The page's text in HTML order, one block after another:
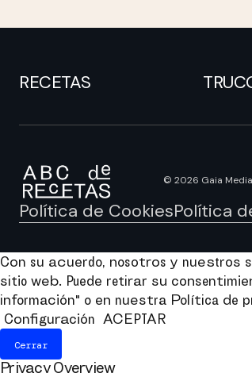
RECETAS
© 2026 Gaia
Política de CookiesPolítica
Con su acuerdo, nosotros y nuestros
sitio web. Puede retirar su
información" o en nuestra Política de
Configuración
ACEPTAR
Cerrar
Privacy Overview